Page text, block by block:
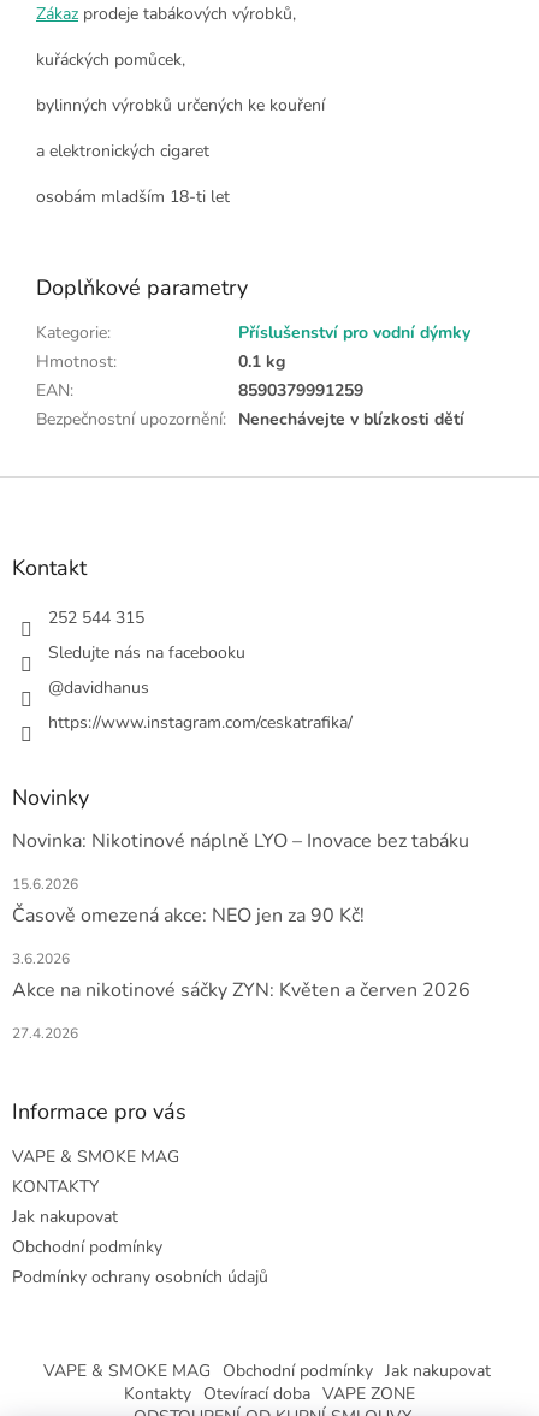
Zákaz prodeje tabákových výrobků,
kuřáckých pomůcek,
bylinných výrobků určených ke kouření
a elektronických cigaret
osobám mladším 18-ti let
Doplňkové parametry
Kategorie:
Příslušenství pro vodní dýmky
Hmotnost:
0.1 kg
EAN:
8590379991259
Bezpečnostní upozornění: Nenechávejte v blízkosti dětí
Z
Kontakt
252 544 315
Sledujte nás na facebooku
@davidhanus
https://www.instagram.com/ceskatrafika/
Novinky
Novinka: Nikotinové náplně LYO – Inovace bez tabáku
15.6.2026
Časově omezená akce: NEO jen za 90 Kč!
3.6.2026
Akce na nikotinové sáčky ZYN: Květen a červen 2026
27.4.2026
Informace pro vás
VAPE & SMOKE MAG
KONTAKTY
Jak nakupovat
Obchodní podmínky
Podmínky ochrany osobních údajů
VAPE & SMOKE MAG Obchodní podmínky Jak nakupovat
Kontakty Otevírací doba VAPE ZONE